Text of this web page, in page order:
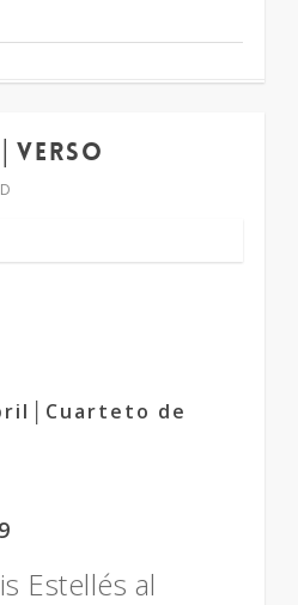
de
Estellés al